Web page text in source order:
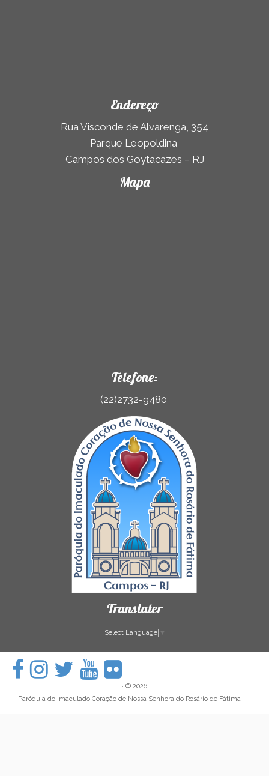
Endereço
Rua Visconde de Alvarenga, 354
Parque Leopoldina
Campos dos Goytacazes – RJ
Mapa
Telefone:
(22)2732-9480
Translater
Select Language ▼
· © 2026
Paróquia do Imaculado Coração de Nossa Senhora do Rosário de Fátima · · ·